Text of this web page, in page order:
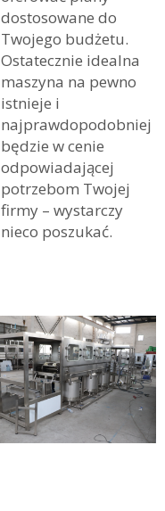
dostosowane do
Twojego budżetu.
Ostatecznie idealna
maszyna na pewno
istnieje i
najprawdopodobniej
będzie w cenie
odpowiadającej
potrzebom Twojej
firmy – wystarczy
nieco poszukać.